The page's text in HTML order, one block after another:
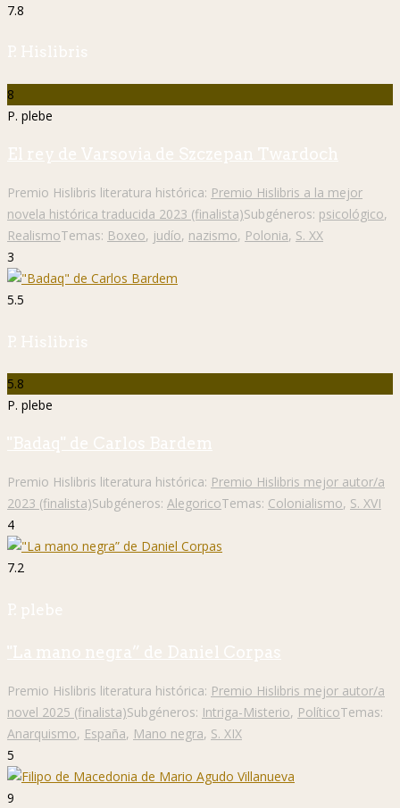
7.8
P. Hislibris
8
P. plebe
El rey de Varsovia de Szczepan Twardoch
Premio Hislibris literatura histórica: Premio Hislibris a la mejor
novela histórica traducida 2023 (finalista)Subgéneros: psicológico,
RealismoTemas: Boxeo, judío, nazismo, Polonia, S. XX
3
5.5
P. Hislibris
5.8
P. plebe
"Badaq" de Carlos Bardem
Premio Hislibris literatura histórica: Premio Hislibris mejor autor/a
2023 (finalista)Subgéneros: AlegoricoTemas: Colonialismo, S. XVI
4
7.2
P. plebe
"La mano negra” de Daniel Corpas
Premio Hislibris literatura histórica: Premio Hislibris mejor autor/a
novel 2025 (finalista)Subgéneros: Intriga-Misterio, PolíticoTemas:
Anarquismo, España, Mano negra, S. XIX
5
9